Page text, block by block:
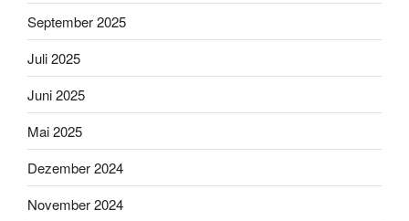
September 2025
Juli 2025
Juni 2025
Mai 2025
Dezember 2024
November 2024